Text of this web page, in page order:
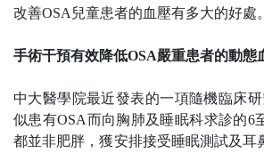
改善OSA 兒童患者的血壓有多大的好處
手術干預有效降低OSA嚴重患者的動態
中大醫學院最近發表的一項隨機臨床
似患有OSA而向胸肺及睡眠科求診的6
都並非肥胖，獲安排接受睡眠測試及耳